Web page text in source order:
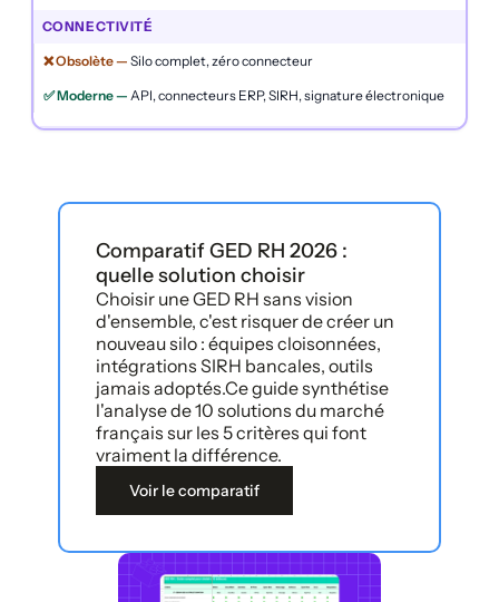
CONNECTIVITÉ
Silo complet, zéro connecteur
API, connecteurs ERP, SIRH, signature électronique
Comparatif GED RH 2026 :
quelle solution choisir
Choisir une GED RH sans vision
d'ensemble, c'est risquer de créer un
nouveau silo : équipes cloisonnées,
intégrations SIRH bancales, outils
jamais adoptés.Ce guide synthétise
l'analyse de 10 solutions du marché
français sur les 5 critères qui font
vraiment la différence.
Voir le comparatif